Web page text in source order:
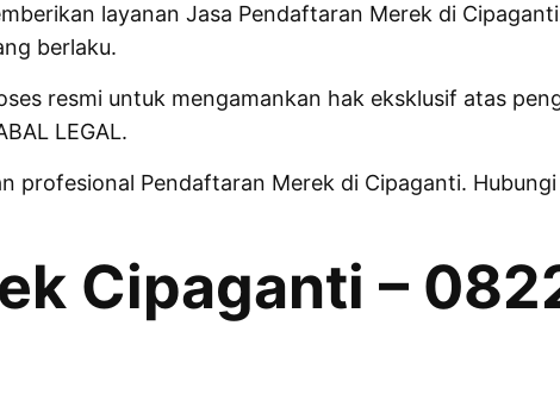
layanan Jasa Pendaftaran Merek di
berlaku.
resmi untuk mengamankan hak eksklusif atas
LEGAL.
profesional Pendaftaran Merek di Cipaganti.
Cipaganti –